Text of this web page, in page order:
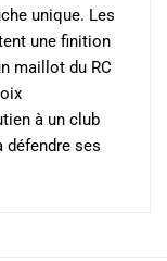
unique. Les
une finition
maillot du RC
à un club
défendre ses